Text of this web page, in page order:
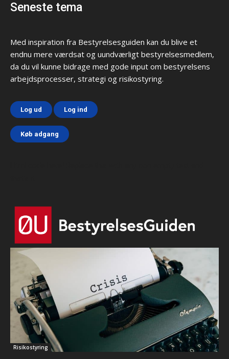
Seneste tema
Med inspiration fra Bestyrelsesguiden kan du blive et
endnu mere værdsat og uundværligt bestyrelsesmedlem,
da du vil kunne bidrage med gode input om bestyrelsens
arbejdsprocesser, strategi og risikostyring.
Log ud Log ind
Køb adgang
Risikostyring